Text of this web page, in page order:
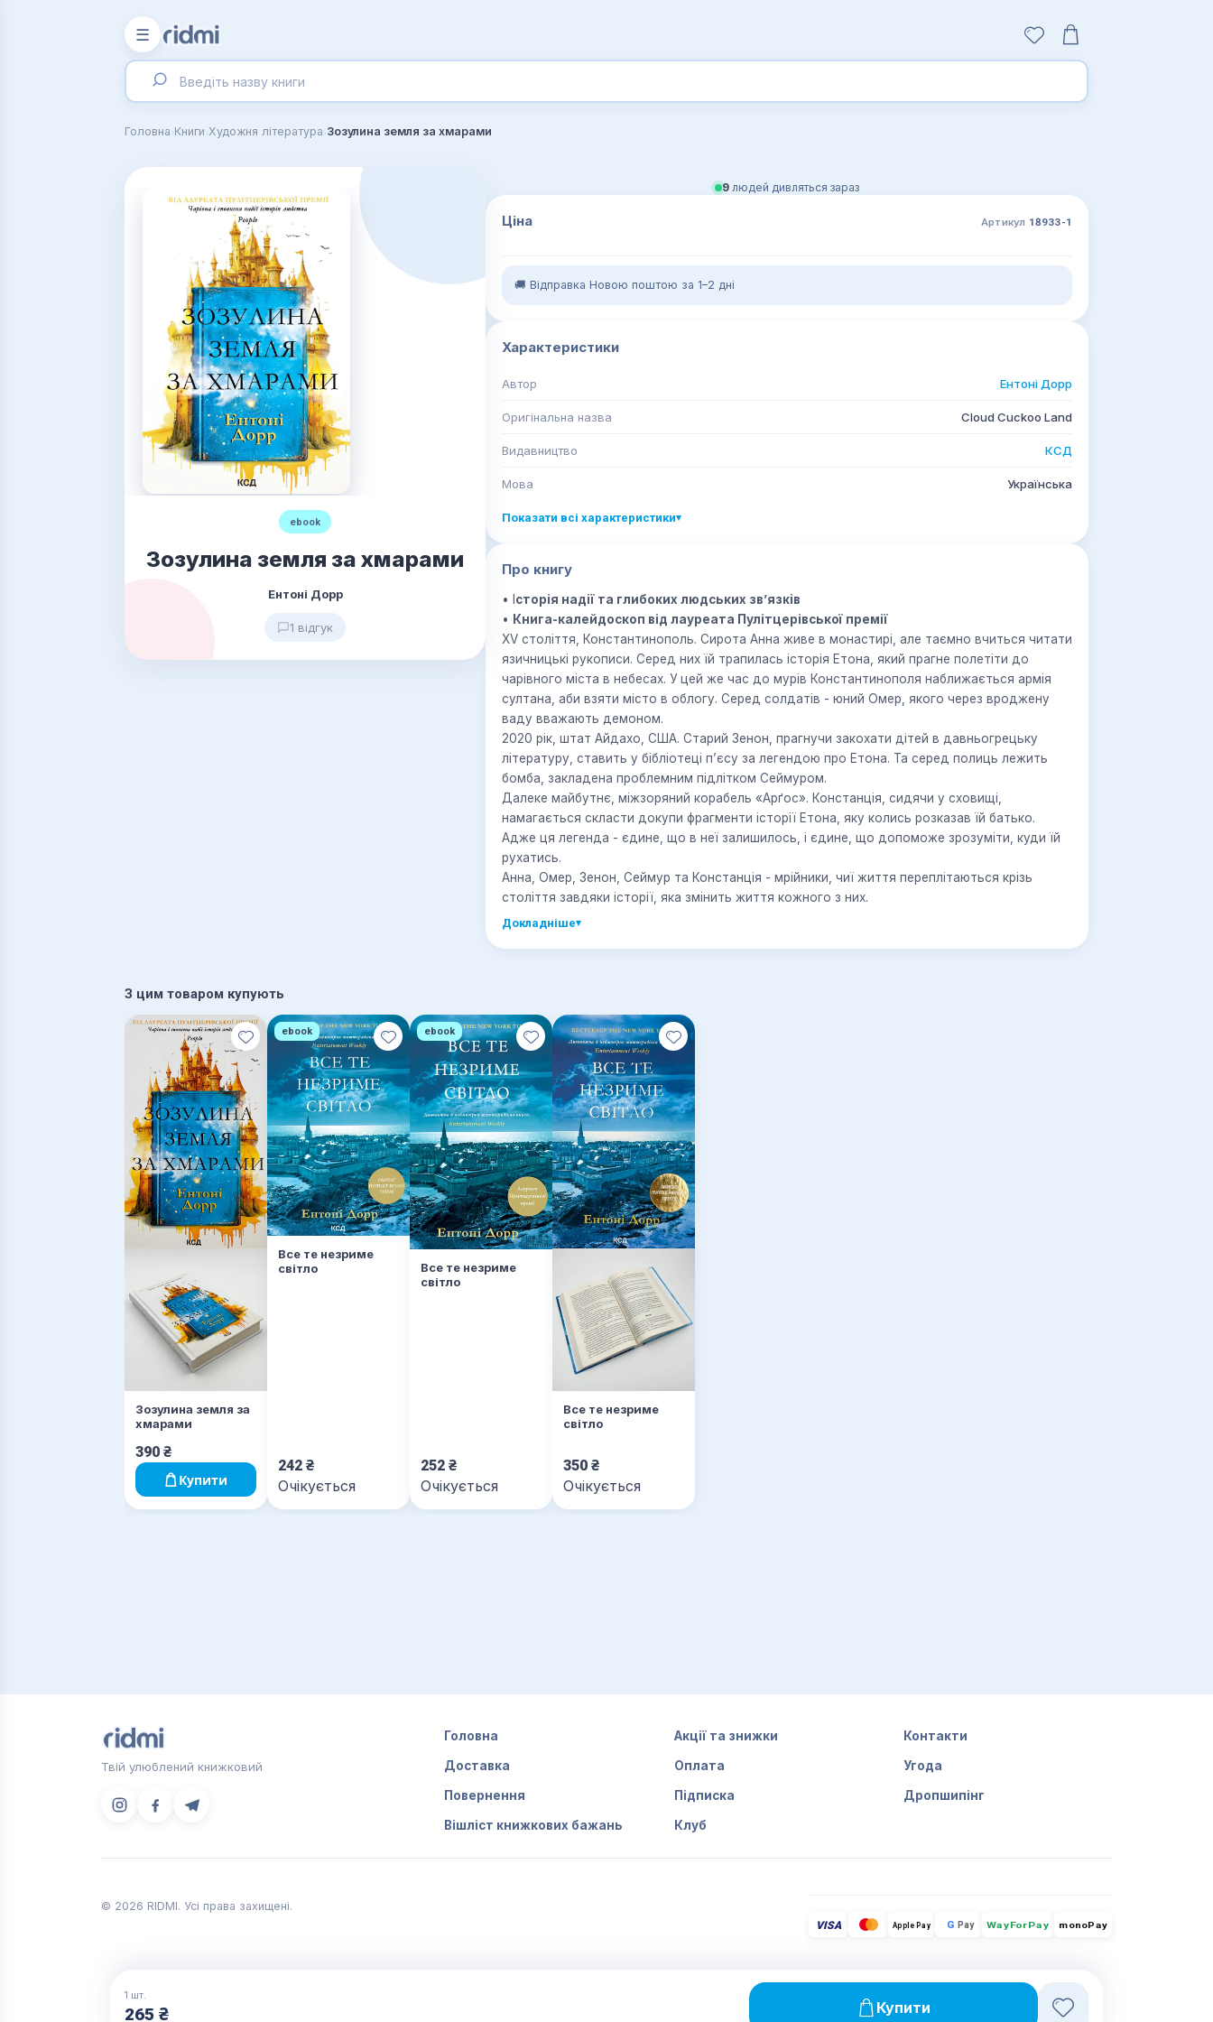
☰
Головна›Книги›Художня література›Зозулина земля за хмарами
ebook
Зозулина земля за хмарами
Ентоні Дорр
1 відгук
9 людей дивляться зараз
Ціна Артикул 18933-1
🚚 Відправка Новою поштою за 1–2 дні
Характеристики
Автор Ентоні Дорр
Оригінальна назва Cloud Cuckoo Land
Видавництво КСД
Мова Українська
Показати всі характеристики▾
Про книгу
• І сторія надії та глибоких людських зв’язків
• Книга-калейдоскоп від лауреата Пулітцерівської премії
XV століття, Константинополь. Сирота Анна живе в монастирі, але таємно вчиться читати
язичницькі рукописи. Серед них їй трапилась історія Етона, який прагне полетіти до
чарівного міста в небесах. У цей же час до мурів Константинополя наближається армія
султана, аби взяти місто в облогу. Серед солдатів - юний Омер, якого через вроджену
ваду вважають демоном.
2020 рік, штат Айдахо, США. Старий Зенон, прагнучи закохати дітей в давньогрецьку
літературу, ставить у бібліотеці п’єсу за легендою про Етона. Та серед полиць лежить
бомба, закладена проблемним підлітком Сеймуром.
Далеке майбутнє, міжзоряний корабель «Арґос». Констанція, сидячи у сховищі,
намагається скласти докупи фрагменти історії Етона, яку колись розказав їй батько.
Адже ця легенда - єдине, що в неї залишилось, і єдине, що допоможе зрозуміти, куди їй
рухатись.
Анна, Омер, Зенон, Сеймур та Констанція - мрійники, чиї життя переплітаються крізь
століття завдяки історії, яка змінить життя кожного з них.
Докладніше▾
З цим товаром купують
Зозулина земля за
хмарами
390 ₴
Купити
ebook
Все те незриме
світло
242 ₴
Очікується
ebook
Все те незриме
світло
252 ₴
Очікується
Все те незриме
світло
350 ₴
Очікується
1 шт.
265 ₴ Купити
Твій улюблений книжковий
Головна Акції та знижки Контакти
Доставка Оплата Угода
Повернення Підписка Дропшипінг
Вішліст книжкових бажань Клуб
© 2026 RIDMI. Усі права захищені.
VISA Apple Pay G Pay WayForPay monoPay